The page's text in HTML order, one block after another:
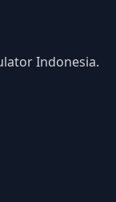
Indonesia.